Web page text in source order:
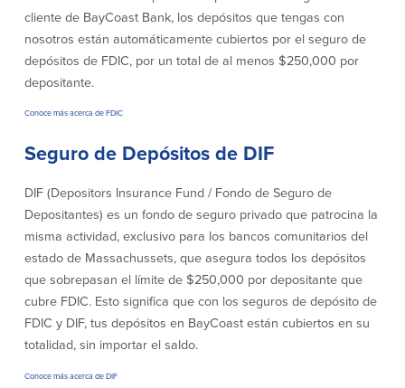
Ayuda y soporte
Información de licencia para originar
hipotecas
Carreras
Plimoth Investment Advisors
Partners Insurance Group
Priority Funding
Declaración de exoneración
Seguro de Depósitos de FDIC y DIF
Recursos
Seguridad
Programa de concientización del
Recursos
cliente de BayCoast Bank, los depósitos que tengas con
nosotros están automáticamente cubiertos por el seguro de
depósitos de FDIC, por un total de al menos $250,000 por
depositante.
Conoce más acerca de FDIC
Seguro de Depósitos de DIF
DIF (Depositors Insurance Fund / Fondo de Seguro de
Depositantes) es un fondo de seguro privado que patrocina la
misma actividad, exclusivo para los bancos comunitarios del
estado de Massachussets, que asegura todos los depósitos
que sobrepasan el límite de $250,000 por depositante que
cubre FDIC. Esto significa que con los seguros de depósito de
FDIC y DIF, tus depósitos en BayCoast están cubiertos en su
totalidad, sin importar el saldo.
Conoce más acerca de DIF